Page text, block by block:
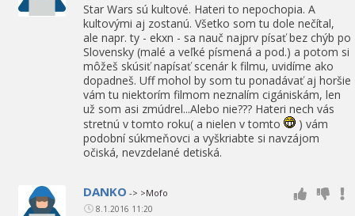
Star Wars sú kultové. Hateri to nepochopia. A
kultovými aj zostanú. Všetko som tu dole nečítal,
ale napr. ty - ekxn - sa nauč najprv písať bez chýb po
Slovensky (malé a veľké písmená a pod.) a potom si
môžeš skúsiť napísať scenár k filmu, uvidíme ako
dopadneš. Uff mohol by som tu ponadávať aj horšie
vám tu niektorím filmom neznalím cigániskám, len
už som asi zmúdrel...Alebo nie??? Hateri nech vás
stretnú v tomto roku( a nielen v tomto
) vám
podobní súkmeňovci a vyškriabte si navzájom
očiská, nevzdelané detiská.
DANKO -> >Mofo
8.1.2016 11:20